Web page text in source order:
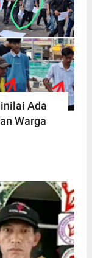
Ada
Warga